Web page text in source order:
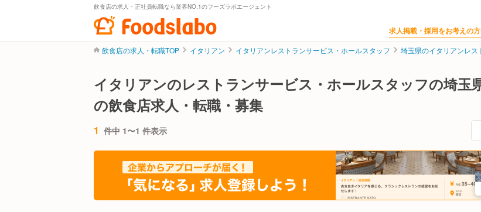
飲食店の求人・正社員転職なら業界NO.1のフーズラボエージェント
求人掲載・採用をお考えの
飲食店の求人・転職TOP イタリアン イタリアンレストランサービス・ホールスタッフ 埼玉県のイタリアンレ
イタリアンのレストランサービス・ホールスタッフの埼玉
の飲食店求人・転職・募集
1 件中 1〜1 件表示